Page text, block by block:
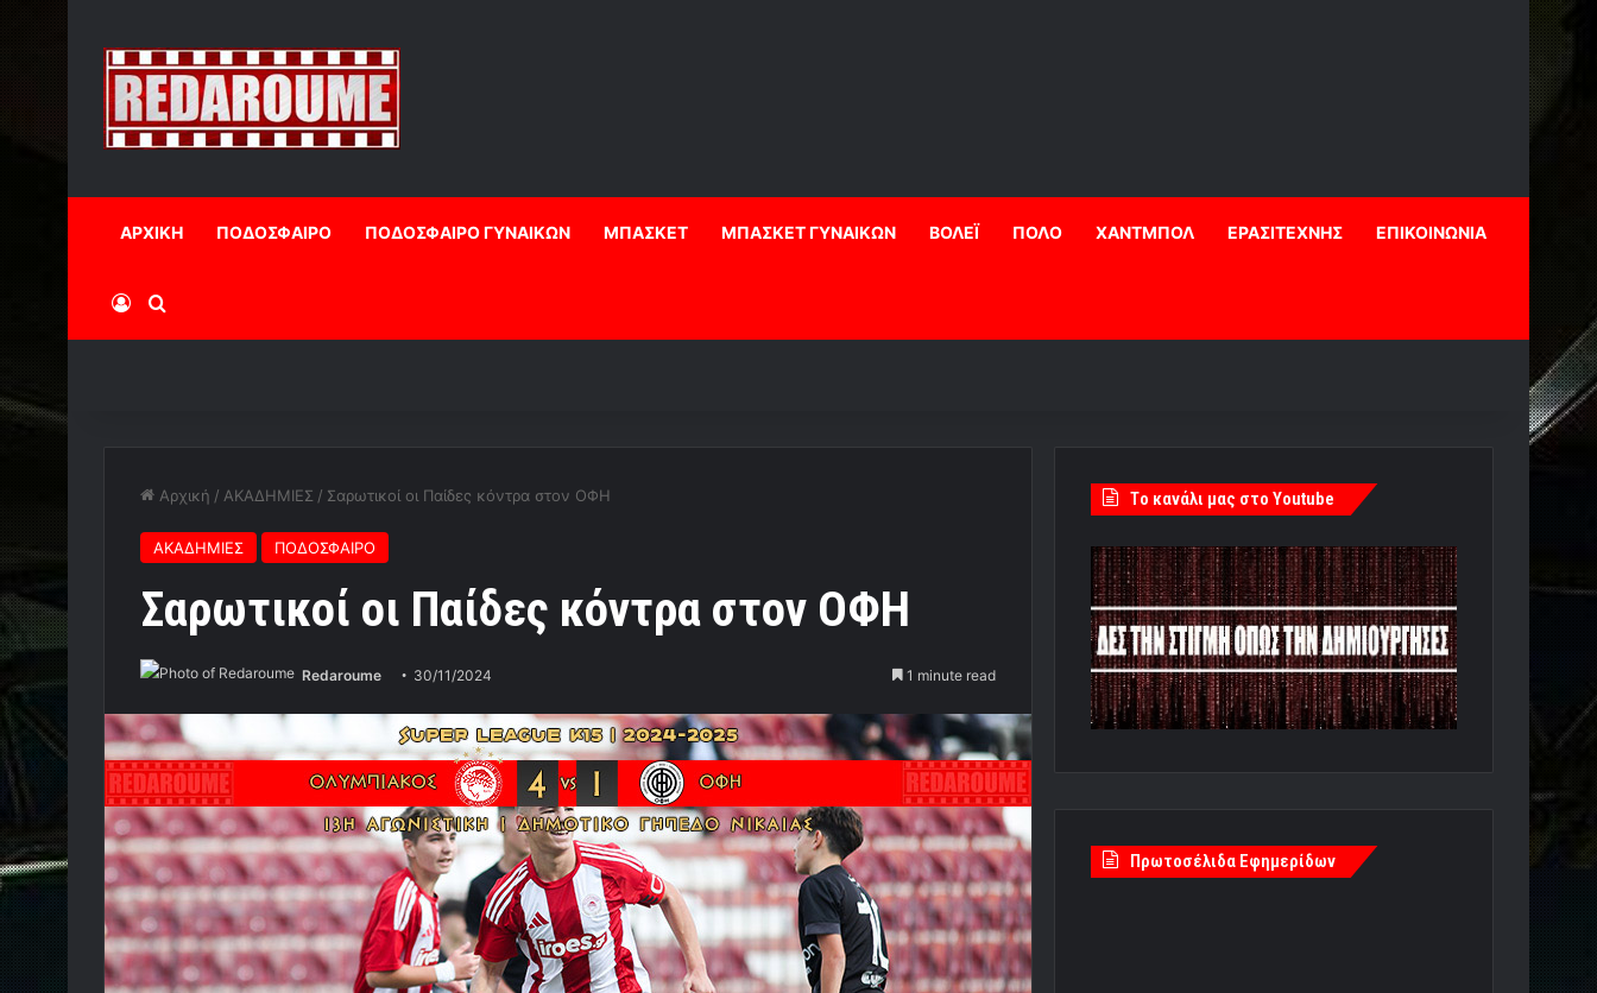
ΑΡΧΙΚΗ ΠΟΔΟΣΦΑΙΡΟ ΠΟΔΟΣΦΑΙΡΟ ΓΥΝΑΙΚΩΝ ΜΠΑΣΚΕΤ ΜΠΑΣΚΕΤ ΓΥΝΑΙΚΩΝ ΒΟΛΕΪ ΠΟΛΟ ΧΑΝΤΜΠΟΛ ΕΡΑΣΙΤΕΧΝΗΣ ΕΠΙΚΟΙΝΩΝΙΑ
Log InΑναζήτηση
Αρχική / ΑΚΑΔΗΜΙΕΣ / Σαρωτικοί οι Παίδες κόντρα στον ΟΦΗ
ΑΚΑΔΗΜΙΕΣ ΠΟΔΟΣΦΑΙΡΟ
Σαρωτικοί οι Παίδες κόντρα στον ΟΦΗ
Redaroume 30/11/2024 1 minute read
Tο κανάλι μας στο Youtube
Πρωτοσέλιδα Εφημερίδων